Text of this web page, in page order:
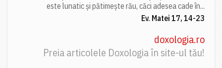
este lunatic și pătimește rău, căci adesea cade în...
Ev. Matei 17, 14-23
doxologia.ro
Preia articolele Doxologia în site-ul tău!